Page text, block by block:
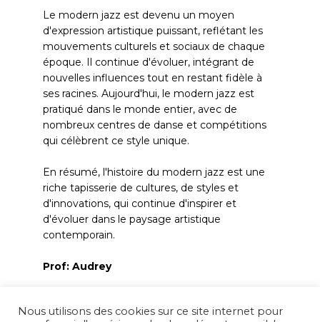
Le modern jazz est devenu un moyen
d'expression artistique puissant, reflétant les
mouvements culturels et sociaux de chaque
époque. Il continue d'évoluer, intégrant de
nouvelles influences tout en restant fidèle à
ses racines. Aujourd'hui, le modern jazz est
pratiqué dans le monde entier, avec de
nombreux centres de danse et compétitions
qui célèbrent ce style unique.
En résumé, l'histoire du modern jazz est une
riche tapisserie de cultures, de styles et
d'innovations, qui continue d'inspirer et
d'évoluer dans le paysage artistique
contemporain.
Prof: Audrey
Nous utilisons des cookies sur ce site internet pour